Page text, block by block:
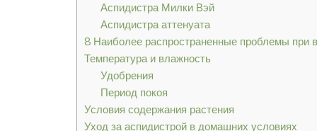
Аспидистра Милки Вэй
Аспидистра аттенуата
8 Наиболее распространенные проблемы при
Температура и влажность
Удобрения
Период покоя
Условия содержания растения
Уход за аспидистрой в домашних условиях